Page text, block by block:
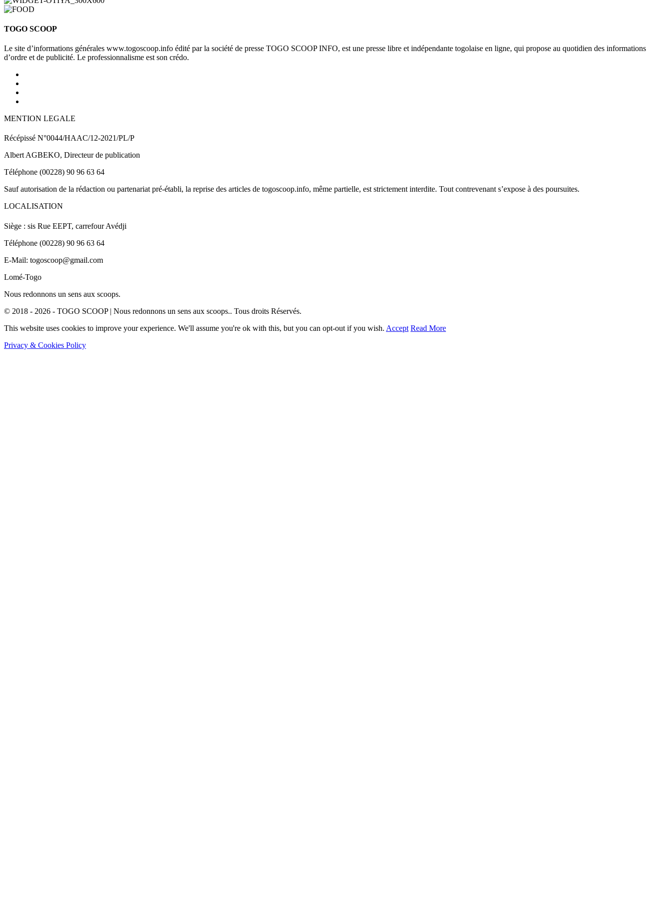
TOGO SCOOP
Le site d’informations générales www.togoscoop.info édité par la société de presse TOGO SCOOP INFO, est une presse libre et indépendante togolaise en ligne, qui propose au quotidien des informations
d’ordre et de publicité. Le professionnalisme est son crédo.
MENTION LEGALE
Récépissé N°0044/HAAC/12-2021/PL/P
Albert AGBEKO, Directeur de publication
Téléphone (00228) 90 96 63 64
Sauf autorisation de la rédaction ou partenariat pré-établi, la reprise des articles de togoscoop.info, même partielle, est strictement interdite. Tout contrevenant s’expose à des poursuites.
LOCALISATION
Siège : sis Rue EEPT, carrefour Avédji
Téléphone (00228) 90 96 63 64
E-Mail: togoscoop@gmail.com
Lomé-Togo
Nous redonnons un sens aux scoops.
© 2018 - 2026 - TOGO SCOOP | Nous redonnons un sens aux scoops.. Tous droits Réservés.
This website uses cookies to improve your experience. We'll assume you're ok with this, but you can opt-out if you wish. Accept Read More
Privacy & Cookies Policy